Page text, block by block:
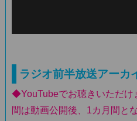
ラジオ前半放送アーカ
◆YouTubeでお聴きいただけ
間は動画公開後、1カ月間と